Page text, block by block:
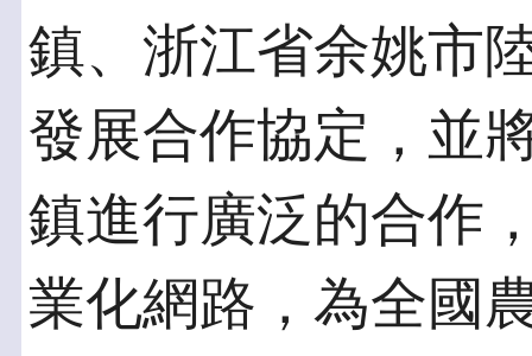
鎮、浙江省余姚市
發展合作協定，並
鎮進行廣泛的合作
業化網路，為全國